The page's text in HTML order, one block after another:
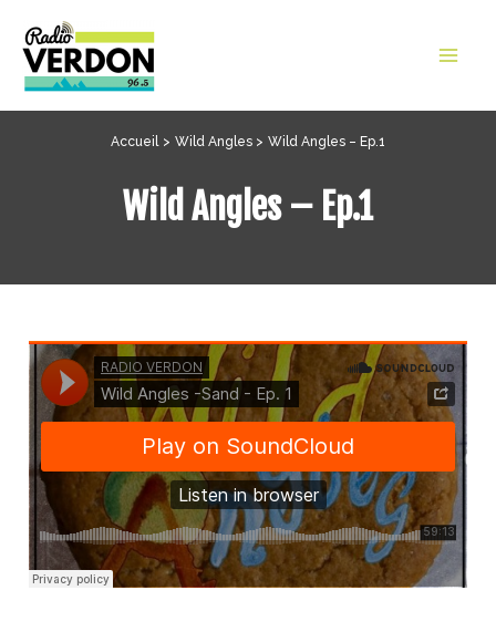
contenu
Accueil Wild Angles Wild Angles – Ep.1
Wild Angles – Ep.1